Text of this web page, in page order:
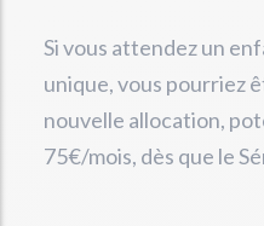
Si vous attendez un
unique, vous pourriez
nouvelle allocation,
75€/mois, dès que le